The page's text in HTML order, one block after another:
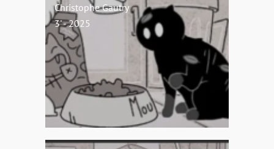
Christophe Gautry
3' - 2025